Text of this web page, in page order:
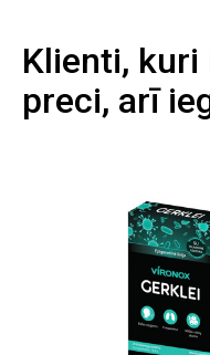
Klienti, kuri
preci, arī